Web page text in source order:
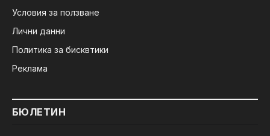
Условия за ползване
Лични данни
Политика за бисквтики
Реклама
БЮЛЕТИН